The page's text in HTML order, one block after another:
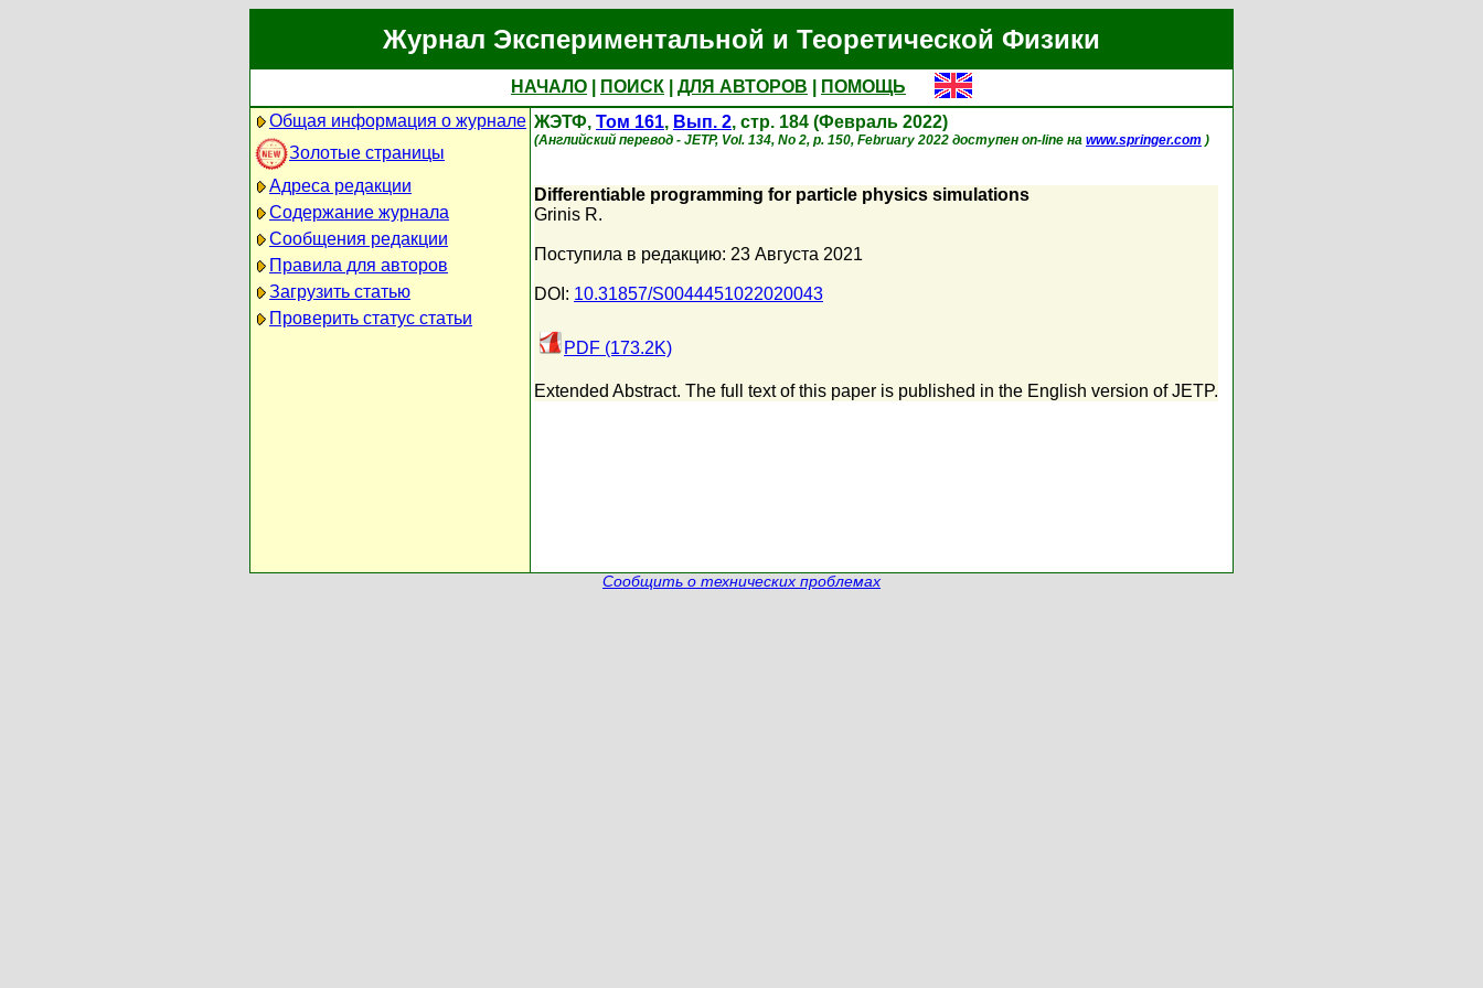
Журнал Экспериментальной и Теоретической Физики
НАЧАЛО ПОИСК ДЛЯ АВТОРОВ
ПОМОЩЬ
Общая информация о журнале
Золотые страницы
Адреса редакции
Содержание журнала
Сообщения редакции
Правила для авторов
Загрузить статью
Проверить статус статьи
ЖЭТФ, Том 161, Вып. 2, стр. 184 (Февраль 2022)
(Английский перевод - JETP, Vol. 134, No 2, p. 150, February 2022 доступен on-line на www.springer.com )
Differentiable programming for particle physics simulations
Grinis R.
Поступила в редакцию: 23 Августа 2021
DOI: 10.31857/S0044451022020043
PDF (173.2K)
Extended Abstract. The full text of this paper is published in the English version of JETP.
Сообщить о технических проблемах